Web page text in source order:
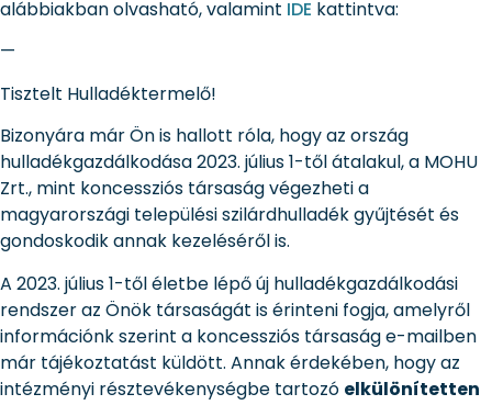
alábbiakban olvasható, valamint IDE kattintva:
—
Tisztelt Hulladéktermelő!
Bizonyára már Ön is hallott róla, hogy az ország
hulladékgazdálkodása 2023. július 1-től átalakul, a MOHU
Zrt., mint koncessziós társaság végezheti a
magyarországi települési szilárdhulladék gyűjtését és
gondoskodik annak kezeléséről is.
A 2023. július 1-től életbe lépő új hulladékgazdálkodási
rendszer az Önök társaságát is érinteni fogja, amelyről
információnk szerint a koncessziós társaság e-mailben
már tájékoztatást küldött. Annak érdekében, hogy az
intézményi résztevékenységbe tartozó elkülönítetten